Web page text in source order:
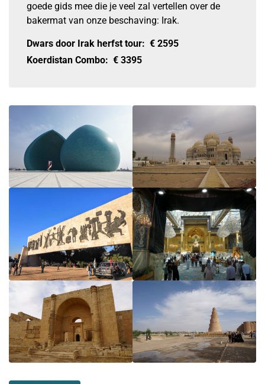
goede gids mee die je veel zal vertellen over de
bakermat van onze beschaving: Irak.
Dwars door Irak herfst tour: € 2595
Koerdistan Combo: € 3395